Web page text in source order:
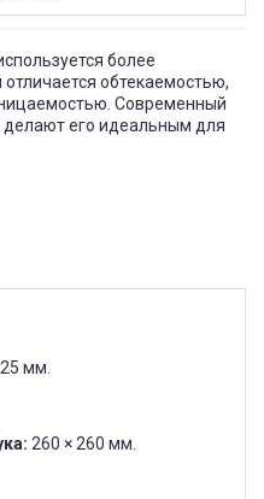
более
обтекаемостью,
Современный
его идеальным для
мм.
260 × 260 мм.